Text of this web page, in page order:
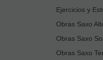
Ejercicios y
Obras Saxo
Obras Saxo
Obras Saxo